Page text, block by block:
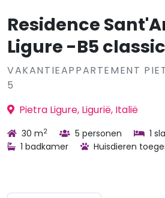
Residence
Ligure -B5 classic
VAKANTIEAPPARTEMENT
5
Pietra Ligure, Ligurië, Italië
30 m2 5 personen
1
1 badkamer
Huisdieren